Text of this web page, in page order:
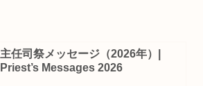
主任司祭メッセージ（2026年）|
Priest’s Messages 2026